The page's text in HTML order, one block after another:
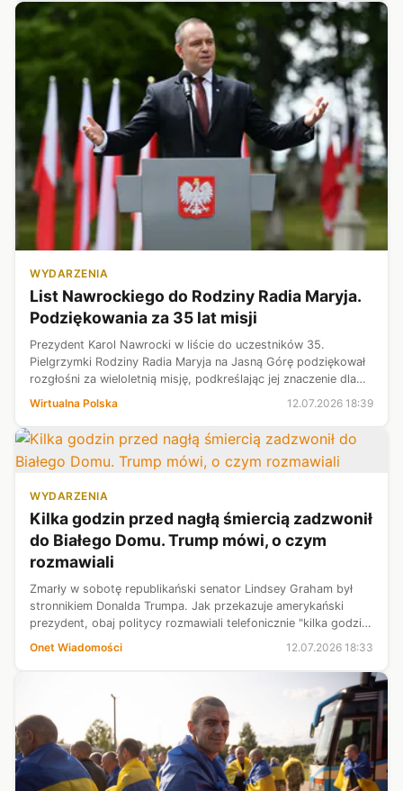
WYDARZENIA
List Nawrockiego do Rodziny Radia Maryja.
Podziękowania za 35 lat misji
Prezydent Karol Nawrocki w liście do uczestników 35.
Pielgrzymki Rodziny Radia Maryja na Jasną Górę podziękował
rozgłośni za wieloletnią misję, podkreślając jej znaczenie dla
Mariusz Bła...
Wirtualna Polska 12.07.2026 18:39
WYDARZENIA
Kilka godzin przed nagłą śmiercią zadzwonił
do Białego Domu. Trump mówi, o czym
rozmawiali
Zmarły w sobotę republikański senator Lindsey Graham był
stronnikiem Donalda Trumpa. Jak przekazuje amerykański
prezydent, obaj politycy rozmawiali telefonicznie "kilka godzin"
przed śmiercią Grahama. "Był zmęczony" — przyznał Trump.
Onet Wiadomości 12.07.2026 18:33